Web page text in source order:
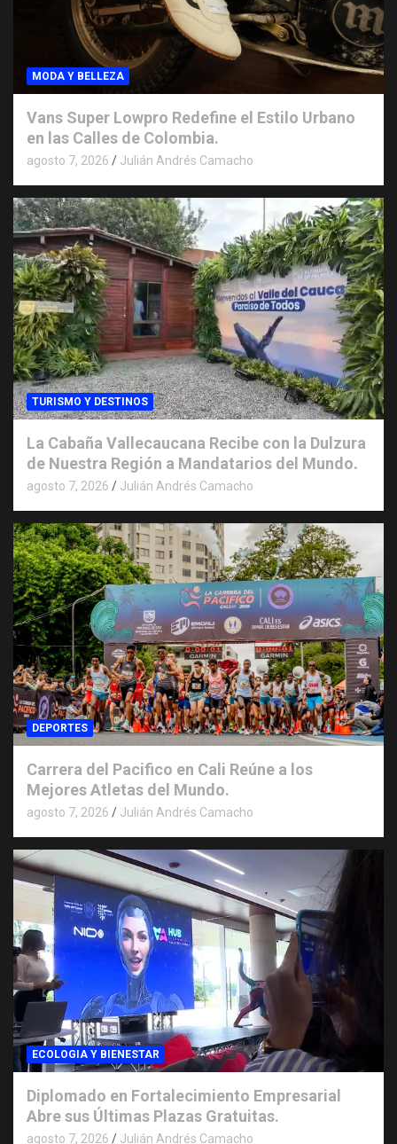
MODA Y BELLEZA
Vans Super Lowpro Redefine el Estilo Urbano
en las Calles de Colombia.
agosto 7, 2026 Julián Andrés Camacho
TURISMO Y DESTINOS
La Cabaña Vallecaucana Recibe con la Dulzura
de Nuestra Región a Mandatarios del Mundo.
agosto 7, 2026 Julián Andrés Camacho
DEPORTES
Carrera del Pacifico en Cali Reúne a los
Mejores Atletas del Mundo.
agosto 7, 2026 Julián Andrés Camacho
ECOLOGIA Y BIENESTAR
Diplomado en Fortalecimiento Empresarial
Abre sus Últimas Plazas Gratuitas.
agosto 7, 2026 Julián Andrés Camacho